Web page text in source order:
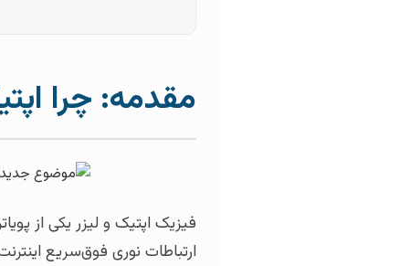
مقدمه: چرا
فیزیک اپتیک و لیزر یکی از
ارتباطات نوری فوق‌سریع